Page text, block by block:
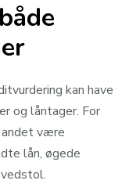
kan have
og låntager. For
andet være
lån, øgede